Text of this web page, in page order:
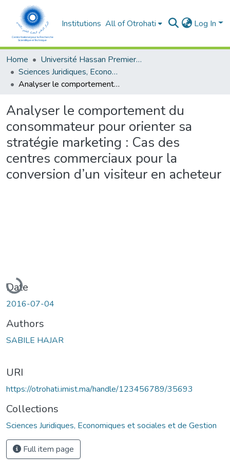
Institutions All of Otrohati Log In
Home
Université Hassan Premier- Settat
Sciences Juridiques, Economiques et sociales et de Gestion
Analyser le comportement du consommateur pour orienter sa stratégie marketing : Cas des centres commerciaux pour la conversion d’un visiteur en acheteur
Analyser le comportement du
consommateur pour orienter sa
stratégie marketing : Cas des
centres commerciaux pour la
conversion d’un visiteur en acheteur
Loading...
Date
2016-07-04
Authors
SABILE HAJAR
URI
https://otrohati.imist.ma/handle/123456789/35693
Collections
Sciences Juridiques, Economiques et sociales et de Gestion
Full item page